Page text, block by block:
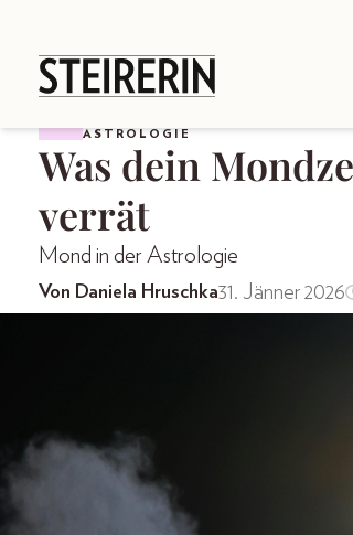
ASTROLOGIE
Was dein
verrät
Mond in der Astrologie
Von Daniela Hruschka31. Jänner 2026